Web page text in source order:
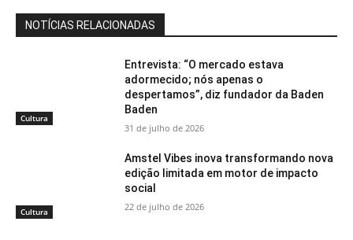
NOTÍCIAS RELACIONADAS
Cultura
Entrevista: “O mercado estava
adormecido; nós apenas o
despertamos”, diz fundador da Baden
Baden
31 de julho de 2026
Cultura
Amstel Vibes inova transformando nova
edição limitada em motor de impacto
social
22 de julho de 2026